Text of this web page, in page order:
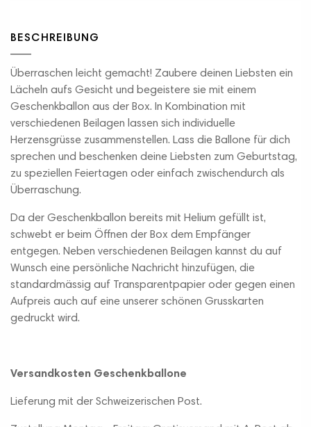
BESCHREIBUNG
Überraschen leicht gemacht! Zaubere deinen Liebsten ein
Lächeln aufs Gesicht und begeistere sie mit einem
Geschenkballon aus der Box. In Kombination mit
verschiedenen Beilagen lassen sich individuelle
Herzensgrüsse zusammenstellen. Lass die Ballone für dich
sprechen und beschenken deine Liebsten zum Geburtstag,
zu speziellen Feiertagen oder einfach zwischendurch als
Überraschung.
Da der Geschenkballon bereits mit Helium gefüllt ist,
schwebt er beim Öffnen der Box dem Empfänger
entgegen. Neben verschiedenen Beilagen kannst du auf
Wunsch eine persönliche Nachricht hinzufügen, die
standardmässig auf Transparentpapier oder gegen einen
Aufpreis auch auf eine unserer schönen Grusskarten
gedruckt wird.
Versandkosten Geschenkballone
Lieferung mit der Schweizerischen Post.